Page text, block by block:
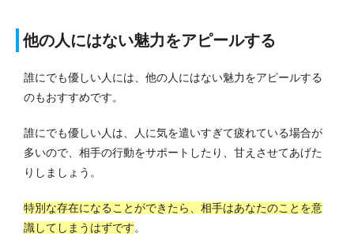
他の人にはない魅力をアピールする
誰にでも優しい人には、他の人にはない魅力をアピールする
のもおすすめです。
誰にでも優しい人は、人に気を遣いすぎて疲れている場合が
多いので、相手の行動をサポートしたり、甘えさせてあげた
りしましょう。
特別な存在になることができたら、相手はあなたのことを意
識してしまうはずです。